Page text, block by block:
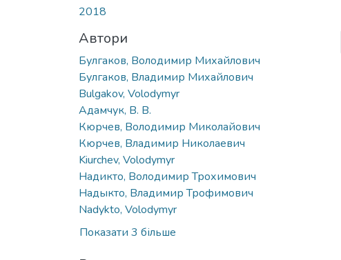
2018
Автори
Булгаков, Володимир Михайлович
Булгаков, Владимир Михайлович
Bulgakov, Volodymyr
Адамчук, В. В.
Кюрчев, Володимир Миколайович
Кюрчев, Владимир Николаевич
Kiurchev, Volodymyr
Надикто, Володимир Трохимович
Надыкто, Владимир Трофимович
Nadykto, Volodymyr
Показати 3 більше